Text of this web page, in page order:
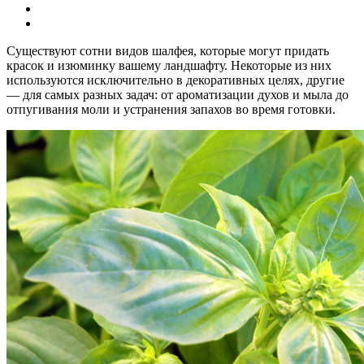
Существуют сотни видов шалфея, которые могут придать
красок и изюминку вашему ландшафту. Некоторые из них
используются исключительно в декоративных целях, другие
— для самых разных задач: от ароматизации духов и мыла до
отпугивания моли и устранения запахов во время готовки.